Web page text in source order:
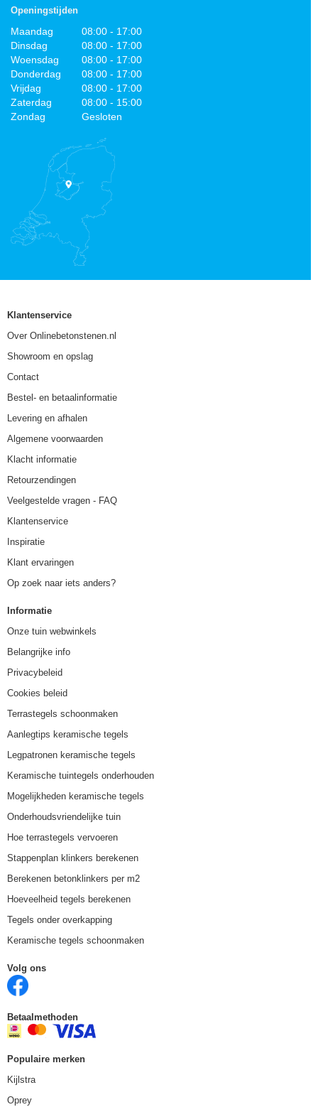
Openingstijden
Maandag
08:00 - 17:00
Dinsdag
08:00 - 17:00
Woensdag
08:00 - 17:00
Donderdag
08:00 - 17:00
Vrijdag
08:00 - 17:00
Zaterdag
08:00 - 15:00
Zondag
Gesloten
Klantenservice
Over Onlinebetonstenen.nl
Showroom en opslag
Contact
Bestel- en betaalinformatie
Levering en afhalen
Algemene voorwaarden
Klacht informatie
Retourzendingen
Veelgestelde vragen - FAQ
Klantenservice
Inspiratie
Klant ervaringen
Op zoek naar iets anders?
Informatie
Onze tuin webwinkels
Belangrijke info
Privacybeleid
Cookies beleid
Terrastegels schoonmaken
Aanlegtips keramische tegels
Legpatronen keramische tegels
Keramische tuintegels onderhouden
Mogelijkheden keramische tegels
Onderhoudsvriendelijke tuin
Hoe terrastegels vervoeren
Stappenplan klinkers berekenen
Berekenen betonklinkers per m2
Hoeveelheid tegels berekenen
Tegels onder overkapping
Keramische tegels schoonmaken
Volg ons
Betaalmethoden
Populaire merken
Kijlstra
Oprey